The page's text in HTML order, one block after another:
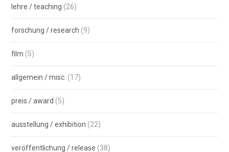
lehre / teaching (26)
forschung / research (9)
film (5)
allgemein / misc. (17)
preis / award (5)
ausstellung / exhibition (22)
veröffentlichung / release (38)